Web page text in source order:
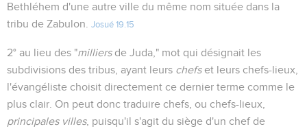
Bethléhem d'une autre ville du même nom située dans la
tribu de Zabulon.
Josué 19.15
2° au lieu des "milliersde Juda," mot qui désignait les
subdivisions des tribus, ayant leurs chefset leurs chefs-lieux,
l'évangéliste choisit directement ce dernier terme comme le
plus clair. On peut donc traduire chefs, ou chefs-lieux,
principales villes, puisqu'il s'agit du siège d'un chef de